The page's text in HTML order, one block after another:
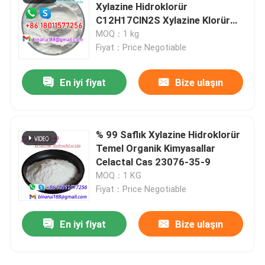
Xylazine Hidroklorür
C12H17ClN2S Xylazine Klorür
CAS 23076-35-9
MOQ：1 kg
Fiyat：Price Negotiable
En iyi fiyat Bize ulaşın
% 99 Saflık Xylazine Hidroklorür
Temel Organik Kimyasallar
Celactal Cas 23076-35-9
MOQ：1 KG
Fiyat：Price Negotiable
En iyi fiyat Bize ulaşın